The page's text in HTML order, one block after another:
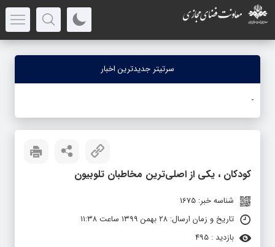
سرتیتر جدیدترین اخبار
جن
کودکان ، یکی از اصلی‌ترین مخاطبان تلوبیون
شناسه خبر: 1675
تاریخ و زمان ارسال: ۲۸ بهمن ۱۳۹۹ ساعت ۱۱:۳۸
بازدید : 495